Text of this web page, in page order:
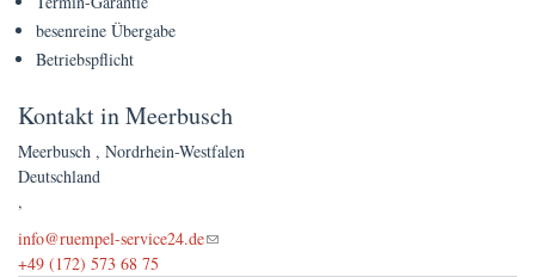
besenreine Übergabe
Betriebspflicht
Kontakt in Meerbusch
Meerbusch , Nordrhein-Westfalen
Deutschland
,
info@ruempel-service24.de
(link sends e-mail)
+49 (172) 573 68 75